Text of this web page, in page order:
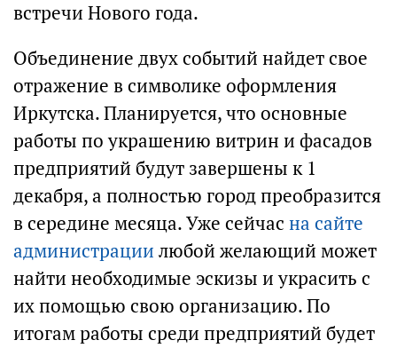
встречи Нового года.
Объединение двух событий найдет свое
отражение в символике оформления
Иркутска. Планируется, что основные
работы по украшению витрин и фасадов
предприятий будут завершены к 1
декабря, а полностью город преобразится
в середине месяца. Уже сейчас на сайте
администрации любой желающий может
найти необходимые эскизы и украсить с
их помощью свою организацию. По
итогам работы среди предприятий будет